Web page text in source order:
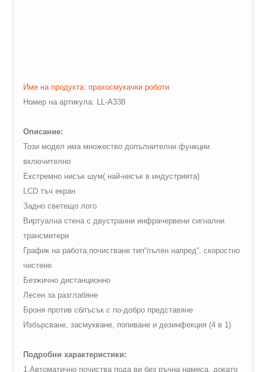
Име на продукта: прахосмукачки роботи
Номер на артикула: LL-A338
Описание:
Този модел има множество допълнителни функции
включително
Екстремно нисък шум( най-нисък в индустрията)
LCD тъч екран
Задно светещо лого
Виртуална стена с двустранни инфрачервени сигнални
трансмитери
График на работа,почистване тип“пълен напред“, скоростно
чистене.
Безжично дистанционно
Лесен за разглабяне
Броня против сблъсък с по-добро представяне
Избърсване, засмукване, попиване и дезинфекция (4 в 1)
Подробни характеристики:
1.Автоматично почиства пода ви без ръчна намеса, докато